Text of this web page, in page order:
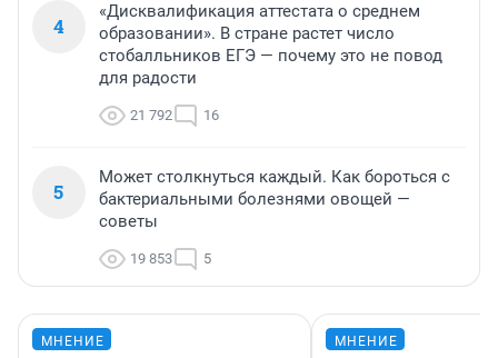
4
«Дисквалификация аттестата о среднем
образовании». В стране растет число
стобалльников ЕГЭ — почему это не повод
для радости
21 792 16
5
Может столкнуться каждый. Как бороться с
бактериальными болезнями овощей —
советы
19 853 5
МНЕНИЕ МНЕНИЕ